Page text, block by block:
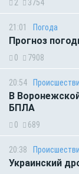
2 3754
21:01 Погода
Прогноз
0 7908
20:54
В
БПЛА
0 689
20:38
Украинский